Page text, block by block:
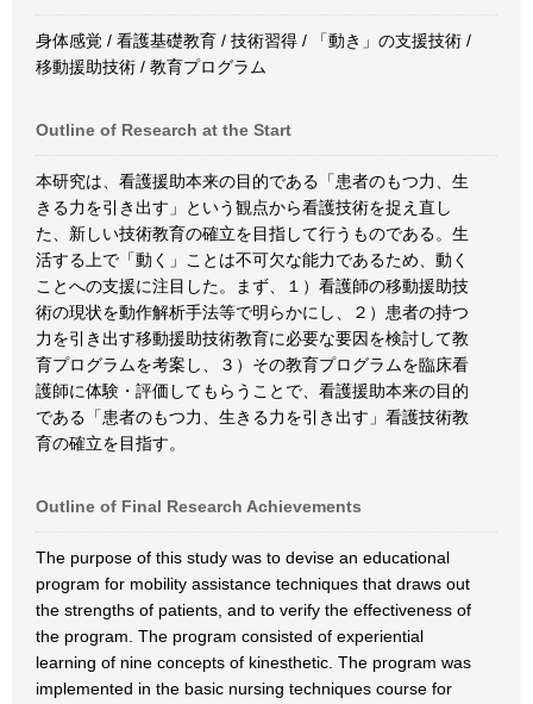
身体感覚 / 看護基礎教育 / 技術習得 / 「動き」の支援技術 /
移動援助技術 / 教育プログラム
Outline of Research at the Start
本研究は、看護援助本来の目的である「患者のもつ力、生
きる力を引き出す」という観点から看護技術を捉え直し
た、新しい技術教育の確立を目指して行うものである。生
活する上で「動く」ことは不可欠な能力であるため、動く
ことへの支援に注目した。まず、１）看護師の移動援助技
術の現状を動作解析手法等で明らかにし、２）患者の持つ
力を引き出す移動援助技術教育に必要な要因を検討して教
育プログラムを考案し、３）その教育プログラムを臨床看
護師に体験・評価してもらうことで、看護援助本来の目的
である「患者のもつ力、生きる力を引き出す」看護技術教
育の確立を目指す。
Outline of Final Research Achievements
The purpose of this study was to devise an educational
program for mobility assistance techniques that draws out
the strengths of patients, and to verify the effectiveness of
the program. The program consisted of experiential
learning of nine concepts of kinesthetic. The program was
implemented in the basic nursing techniques course for